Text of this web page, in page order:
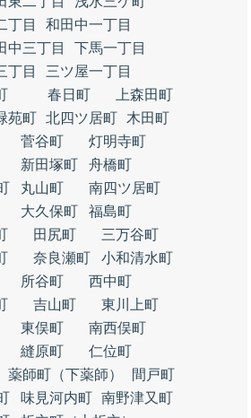
丁目
和田中一丁目
中三丁目
下馬一丁目
丁目
三ツ屋一丁目
春日町
上森田町
苑町 北四ツ居町
木田町
菅谷町
灯明寺町
新田塚町
舟橋町
丸山町
南四ツ居町
大久保町
福島町
田尻町
三万谷町
奈良瀬町
小和清水町
所谷町
西中町
吉山町
東川上町
東俣町
南西俣町
縫原町
仁位町
薬師町（下薬師）
間戸町
味見河内町 南野津又町